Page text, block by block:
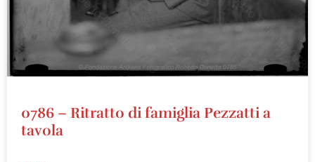
0786 – Ritratto di famiglia Pezzatti a
tavola